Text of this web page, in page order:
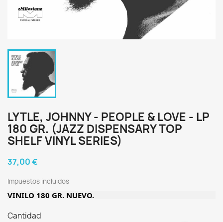
LYTLE, JOHNNY - PEOPLE & LOVE - LP
180 GR. (JAZZ DISPENSARY TOP
SHELF VINYL SERIES)
37,00 €
Impuestos incluidos
VINILO 180 GR. NUEVO.
Cantidad